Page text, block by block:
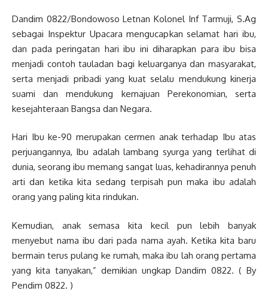
Dandim 0822/Bondowoso Letnan Kolonel Inf Tarmuji, S.Ag
sebagai Inspektur Upacara mengucapkan selamat hari ibu,
dan pada peringatan hari ibu ini diharapkan para ibu bisa
menjadi contoh tauladan bagi keluarganya dan masyarakat,
serta menjadi pribadi yang kuat selalu mendukung kinerja
suami dan mendukung kemajuan Perekonomian, serta
kesejahteraan Bangsa dan Negara.
Hari Ibu ke-90 merupakan cermen anak terhadap Ibu atas
perjuangannya, Ibu adalah lambang syurga yang terlihat di
dunia, seorang ibu memang sangat luas, kehadirannya penuh
arti dan ketika kita sedang terpisah pun maka ibu adalah
orang yang paling kita rindukan.
Kemudian, anak semasa kita kecil pun lebih banyak
menyebut nama ibu dari pada nama ayah. Ketika kita baru
bermain terus pulang ke rumah, maka ibu lah orang pertama
yang kita tanyakan,” demikian ungkap Dandim 0822. ( By
Pendim 0822. )